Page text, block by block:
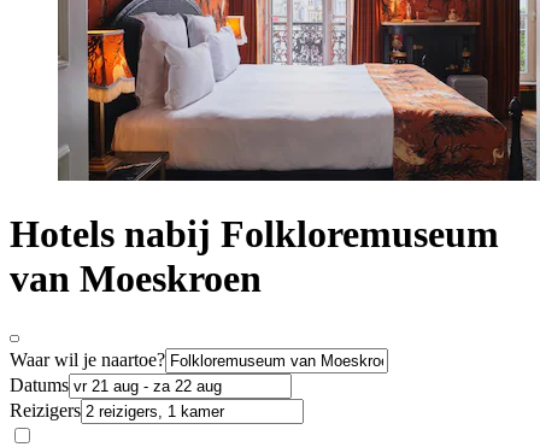
Hotels nabij Folkloremuseum
van Moeskroen
Waar wil je naartoe?
Datums
Reizigers